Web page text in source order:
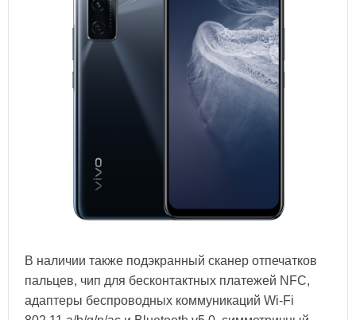
В наличии также подэкранный сканер отпечатков
пальцев, чип для бесконтактных платежей NFC,
адаптеры беспроводных коммуникаций Wi-Fi